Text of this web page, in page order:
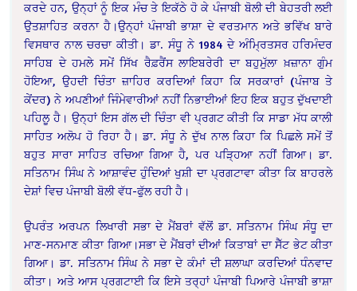
ਕਰਦੇ ਹਨ, ਉਨ੍ਹਾਂ ਨੂੰ ਇਕ ਮੰਚ ਤੇ ਇਕੱਠੇ ਹੋ ਕੇ ਪੰਜਾਬੀ ਬੋਲੀ ਦੀ ਬੇਹਤਰੀ ਲਈ
ਉਤਸ਼ਾਹਿਤ ਕਰਨਾ ਹੈ।ਉਨ੍ਹਾਂ ਪੰਜਾਬੀ ਭਾਸ਼ਾ ਦੇ ਵਰਤਮਾਨ ਅਤੇ ਭਵਿੱਖ ਬਾਰੇ
ਵਿਸਥਾਰ ਨਾਲ ਚਰਚਾ ਕੀਤੀ। ਡਾ. ਸੰਧੂ ਨੇ 1984 ਦੇ ਅੰਮ੍ਰਿਤਸਰ ਹਰਿਮੰਦਰ
ਸਾਹਿਬ ਦੇ ਹਮਲੇ ਸਮੇਂ ਸਿੱਖ ਰੈਫ਼ਰੈਂਸ ਲਾਇਬਰੇਰੀ ਦਾ ਬਹੁਮੁੱਲਾ ਖ਼ਜ਼ਾਨਾ ਗੁੰਮ
ਹੋਇਆ, ਉਹਦੀ ਚਿੰਤਾ ਜ਼ਾਹਿਰ ਕਰਦਿਆਂ ਕਿਹਾ ਕਿ ਸਰਕਾਰਾਂ (ਪੰਜਾਬ ਤੇ
ਕੇਂਦਰ) ਨੇ ਅਪਣੀਆਂ ਜਿੰਮੇਵਾਰੀਆਂ ਨਹੀਂ ਨਿਭਾਈਆਂ ਇਹ ਇਕ ਬਹੁਤ ਦੁੱਖਦਾਈ
ਪਹਿਲੂ ਹੈ। ਉਨ੍ਹਾਂ ਇਸ ਗੱਲ ਦੀ ਚਿੰਤਾ ਵੀ ਪ੍ਰਗਟ ਕੀਤੀ ਕਿ ਸਾਡਾ ਮੱਧ ਕਾਲੀ
ਸਾਹਿਤ ਅਲੋਪ ਹੋ ਰਿਹਾ ਹੈ। ਡਾ. ਸੰਧੂ ਨੇ ਦੁੱਖ ਨਾਲ ਕਿਹਾ ਕਿ ਪਿਛਲੇ ਸਮੇਂ ਤੋਂ
ਬਹੁਤ ਸਾਰਾ ਸਾਹਿਤ ਰਚਿਆ ਗਿਆ ਹੈ, ਪਰ ਪੜ੍ਹਿਆ ਨਹੀਂ ਗਿਆ। ਡਾ.
ਸਤਿਨਾਮ ਸਿੰਘ ਨੇ ਆਸ਼ਾਵੰਦ ਹੁੰਦਿਆਂ ਖੁਸ਼ੀ ਦਾ ਪ੍ਰਗਟਾਵਾ ਕੀਤਾ ਕਿ ਬਾਹਰਲੇ
ਦੇਸ਼ਾਂ ਵਿਚ ਪੰਜਾਬੀ ਬੋਲੀ ਵੱਧ-ਫੁੱਲ ਰਹੀ ਹੈ।
ਉਪਰੰਤ ਅਰਪਨ ਲਿਖਾਰੀ ਸਭਾ ਦੇ ਮੈਂਬਰਾਂ ਵੱਲੋਂ ਡਾ. ਸਤਿਨਾਮ ਸਿੰਘ ਸੰਧੂ ਦਾ
ਮਾਣ-ਸਨਮਾਣ ਕੀਤਾ ਗਿਆ।ਸਭਾ ਦੇ ਮੈਂਬਰਾਂ ਦੀਆਂ ਕਿਤਾਬਾਂ ਦਾ ਸੈੱਟ ਭੇਟ ਕੀਤਾ
ਗਿਆ। ਡਾ. ਸਤਿਨਾਮ ਸਿੰਘ ਨੇ ਸਭਾ ਦੇ ਕੰਮਾਂ ਦੀ ਸ਼ਲਾਘਾ ਕਰਦਿਆਂ ਧੰਨਵਾਦ
ਕੀਤਾ। ਅਤੇ ਆਸ ਪ੍ਰਗਟਾਈ ਕਿ ਇਸੇ ਤਰ੍ਹਾਂ ਪੰਜਾਬੀ ਪਿਆਰੇ ਪੰਜਾਬੀ ਭਾਸ਼ਾ